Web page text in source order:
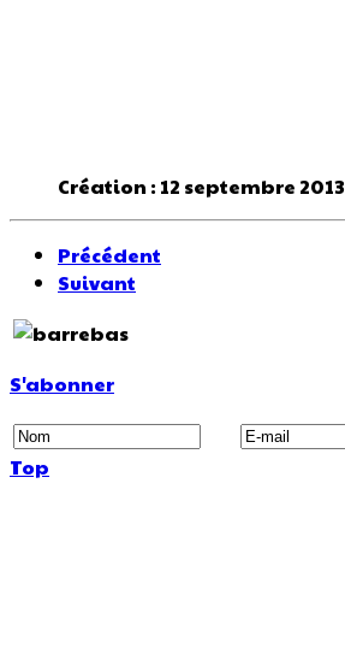
Création : 12 septembre 2013
Précédent
Suivant
S'abonner
Top